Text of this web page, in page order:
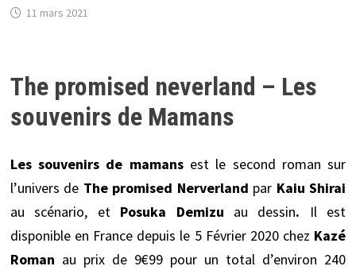
11 mars 2021
The promised neverland – Les
souvenirs de Mamans
Les souvenirs de mamans est le second roman sur
l’univers de The promised Nerverland par Kaiu Shirai
au scénario, et Posuka Demizu au dessin. Il est
disponible en France depuis le 5 Février 2020 chez Kazé
Roman au prix de 9€99 pour un total d’environ 240